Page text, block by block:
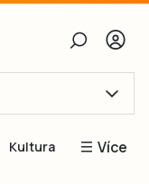
Kultura Více